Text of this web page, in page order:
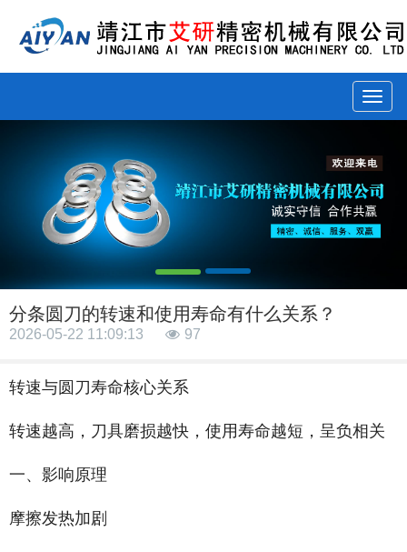
Menu
分条圆刀的转速和使用寿命有什么关系？
2026-05-22 11:09:13 97
转速与圆刀寿命核心关系
转速越高，刀具磨损越快，使用寿命越短，呈负相关
一、影响原理
摩擦发热加剧